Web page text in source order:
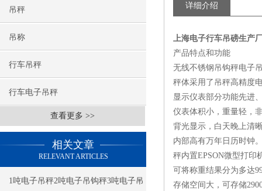
吊秤
吊称
行车吊秤
行车电子吊秤
查看更多 >>
相关文章
RELEVANT ARTICLES
1吨电子吊秤2吨电子吊钩秤3吨电子吊
详细介绍
上海电子行车吊磅生产
产品特点和功能
无线不锈钢吊钩秤电子
秤体采用了吊秤高精度
显示仪表部分功能先进
仪表体积小，重量轻，
背光显示，白天晚上清
内部高有万年日历时钟
秤内置EPSON微型打印
可将称重结果分为多达
存储空间大，可存储